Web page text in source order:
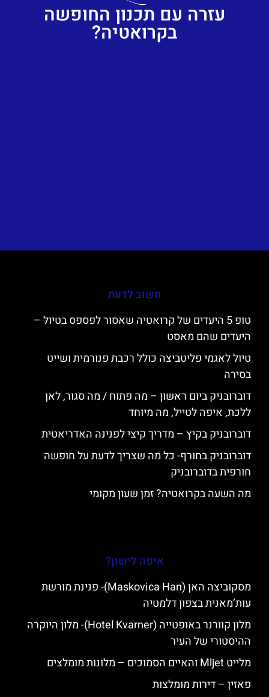
עזרה עם תכנון החופשה
בקרואטיה?
חשוב לדעת
טופ 5 היעדים של קרואטיה שאסור לפספס בטיול –
היעדים שהם מאסט
טיול לאגמי פליטביצה כולל רכבת פנורמית ושייט
בסירה
דוברובניק ביום ראשון – מה פתוח / מה סגור, לאן
ללכת, איפה לטייל, מה מיוחד
דוברובניק בקיץ – מדריך קיצי לפנינה האדריאטית
דוברובניק בחורף- כל מה שצריך לדעת על חופשה
חורפית בדוברובניק
מה השעה בקרואטיה? זמן שעון מקומי
איפה לישון?
מסקוביצה האן (Maskovica Han)- פנינת מורשת
עות’מאנית בצפון דלמטיה
מלון קוורנר באופטייה (Hotel Kvarner)- מלון היוקרה
ההיסטורי של העיר
מלייט Mljet והאיים הסמוכים – מלונות מומלצים
פאזין – דירות מומלצות